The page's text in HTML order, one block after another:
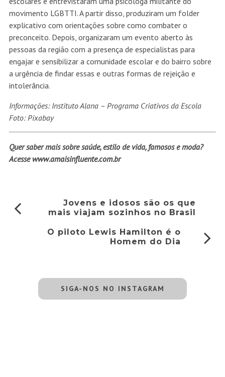
movimento LGBTTI. A partir disso, produziram um folder
explicativo com orientações sobre como combater o
preconceito. Depois, organizaram um evento aberto às
pessoas da região com a presença de especialistas para
engajar e sensibilizar a comunidade escolar e do bairro sobre
a urgência de findar essas e outras formas de rejeição e
intolerância.
Informações: Instituto Alana – Programa Criativos da Escola
Foto: Pixabay
Quer saber mais sobre saúde, estilo de vida, famosos e moda?
Acesse www.amaisinfluente.com.br
Jovens e idosos são os que
mais viajam sozinhos no Brasil
O piloto Lewis Hamilton é o
Homem do Dia
SIGA-NOS NO INSTAGRAM